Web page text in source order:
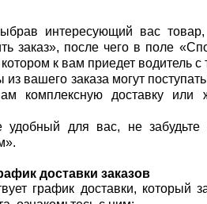
интересующий вас
заказ», после чего в поле
к вам приедет водитель с
вашего заказа могут
комплексную доставку
удобный для вас, не
доставки заказов
график доставки, который